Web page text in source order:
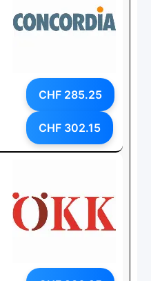
CHF 285.25
CHF 302.15